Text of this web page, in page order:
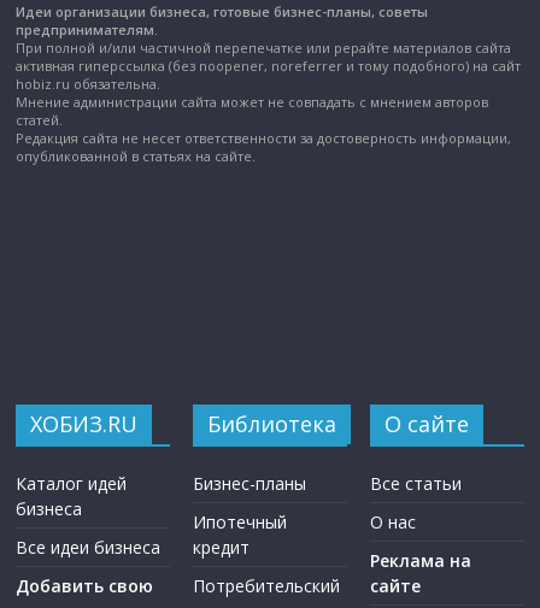
Идеи организации бизнеса, готовые бизнес-планы, советы
предпринимателям.
При полной и/или частичной перепечатке или рерайте материалов сайта
активная гиперссылка (без noopener, noreferrer и тому подобного) на сайт
hobiz.ru обязательна.
Мнение администрации сайта может не совпадать с мнением авторов
статей.
Редакция сайта не несет ответственности за достоверность информации,
опубликованной в статьях на сайте.
ХОБИЗ.RU
Каталог идей
бизнеса
Все идеи бизнеса
Добавить свою
Библиотека
Бизнес-планы
Ипотечный
кредит
Потребительский
О сайте
Все статьи
О нас
Реклама на
сайте